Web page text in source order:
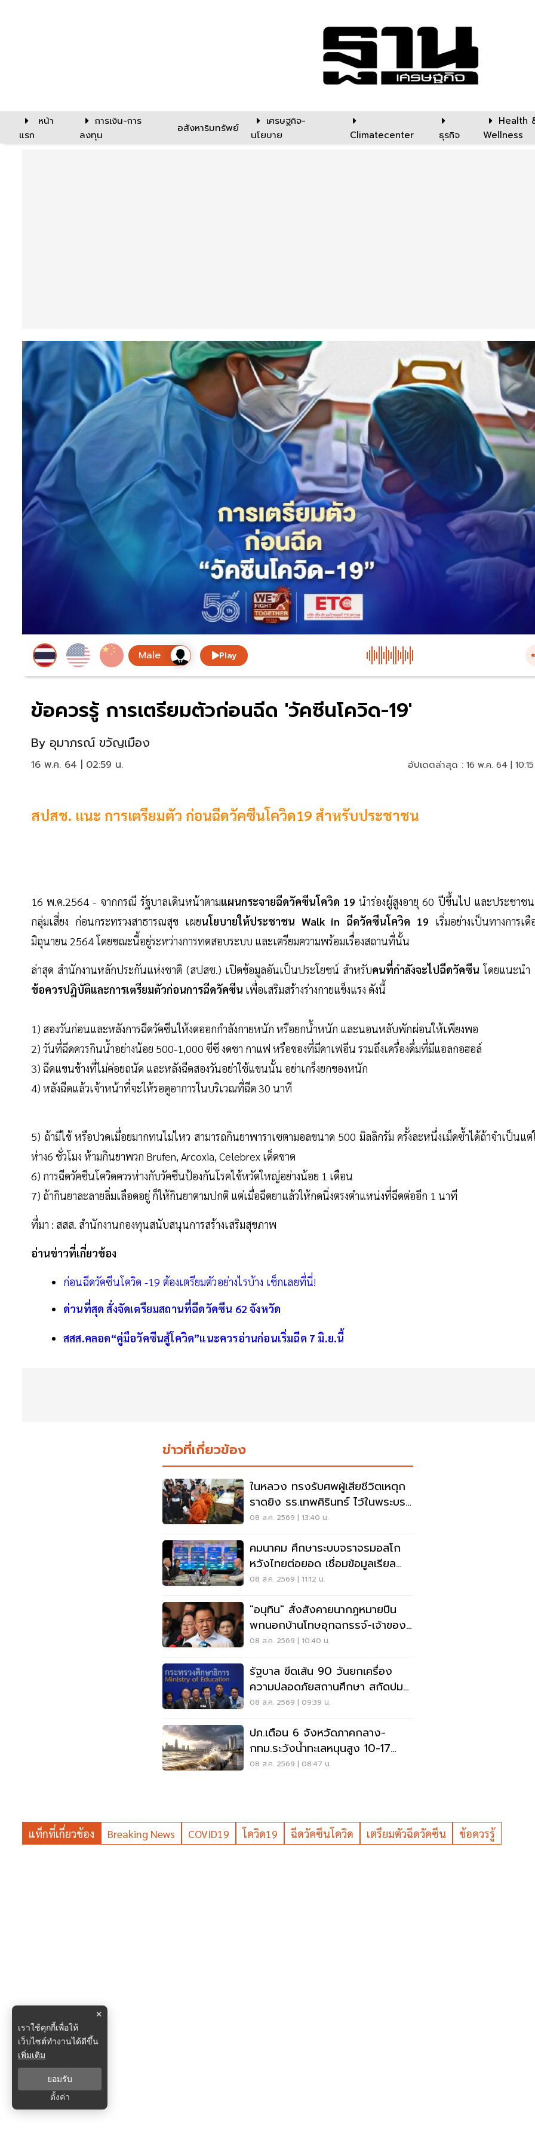
หน้า
แรก
การเงิน-การ
ลงทุน
อสังหาริมทรัพย์
เศรษฐกิจ-
นโยบาย
Climatecenter ธุรกิจ
Health
Wellness
Play
ข้อควรรู้ การเตรียมตัวก่อนฉีด 'วัคซีนโควิด-19'
By อุมาภรณ์ ขวัญเมือง
16 พ.ค. 64 | 02:59 น. อัปเดตล่าสุด : 16 พ.ค. 64 |
สปสช. แนะ การเตรียมตัว ก่อนฉีดวัคซีนโควิด19 สำหรับประชาชน
16 พ.ค.2564 - จากกรณี รัฐบาลเดินหน้าตามแผนกระจายฉีดวัคซีนโควิด 19 นำร่องผู้สูงอายุ 60 ปีขึ้นไป และประชาช
กลุ่มเสี่ยง ก่อนกระทรวงสาธารณสุข เผยนโยบายให้ประชาชน Walk in ฉีดวัคซีนโควิด 19 เริ่มอย่างเป็นทางการเ
มิถุนายน 2564 โดยขณะนี้อยู่ระหว่างการทดสอบระบบ และเตรียมความพร้อมเรื่องสถานที่นั้น
ล่าสุด สำนักงานหลักประกันแห่งชาติ (สปสช.) เปิดข้อมูลอันเป็นประโยชน์ สำหรับคนที่กำลังจะไปฉีดวัคซีน โดยแนะน
ข้อควรปฎิบัติและการเตรียมตัวก่อนการฉีดวัคซีน เพื่อเสริมสร้างร่างกายแข็งแรง ดังนี้
1) สองวันก่อนและหลังการฉีดวัคซีนให้งดออกกำลังกายหนัก หรือยกน้ำหนัก และนอนหลับพักผ่อนให้เพียงพอ
2) วันที่ฉีดควรกินน้ำอย่างน้อย 500-1,000 ซีซี งดชา กาแฟ หรือของที่มีคาเฟอีน รวมถึงเครื่องดื่มที่มีแอลกอฮอล์
3) ฉีดแขนข้างที่ไม่ค่อยถนัด และหลังฉีดสองวันอย่าใช้แขนนั้น อย่าเกร็งยกของหนัก
4) หลังฉีดแล้วเจ้าหน้าที่จะให้รอดูอาการในบริเวณที่ฉีด 30 นาที
5) ถ้ามีไข้ หรือปวดเมื่อยมากทนไม่ไหว สามารถกินยาพาราเซตามอลขนาด 500 มิลลิกรัม ครั้งละหนึ่งเม็ดซ้ำได้ถ้าจำเป็นแต่
ห่าง6 ชั่วโมง ห้ามกินยาพวก Brufen, Arcoxia, Celebrex เด็ดขาด
6) การฉีดวัคซีนโควิดควรห่างกับวัคซีนป้องกันโรคไข้หวัดใหญ่อย่างน้อย 1 เดือน
7) ถ้ากินยาละลายลิ่มเลือดอยู่ ก็ให้กินยาตามปกติ แต่เมื่อฉีดยาแล้วให้กดนิ่งตรงตำแหน่งที่ฉีดต่ออีก 1 นาที
ที่มา : สสส. สำนักงานกองทุนสนับสนุนการสร้างเสริมสุขภาพ
อ่านข่าวที่เกี่ยวข้อง
ก่อนฉีดวัคซีนโควิด -19 ต้องเตรียมตัวอย่างไรบ้าง เช็กเลยที่นี่!
ด่วนที่สุด สั่งจัดเตรียมสถานที่ฉีดวัคซีน 62 จังหวัด
สสส.คลอด“คู่มือวัคซีนสู้โควิด”แนะควรอ่านก่อนเริ่มฉีด 7 มิ.ย.นี้
ข่าวที่เกี่ยวข้อง
ในหลวง ทรงรับศพผู้เสียชีวิตเหตุก
ราดยิง รร.เทพศิรินทร์ ไว้ในพระบรม
ราชานุเคราะห์
08 ส.ค. 2569 | 13:40 น.
คมนาคม ศึกษาระบบจราจรมอสโก
หวังไทยต่อยอด เชื่อมข้อมูลเรียล
ไทม์ แก้รถติด
08 ส.ค. 2569 | 11:12 น.
"อนุทิน" สั่งสังคายนากฎหมายปืน
พกนอกบ้านโทษอุกฉกรรจ์-เจ้าของ
โดนหนัก
08 ส.ค. 2569 | 10:40 น.
รัฐบาล ขีดเส้น 90 วันยกเครื่อง
ความปลอดภัยสถานศึกษา สกัดปม
บูลลี่
08 ส.ค. 2569 | 09:39 น.
ปภ.เตือน 6 จังหวัดภาคกลาง-
กทม.ระวังน้ำทะเลหนุนสูง 10-17
ส.ค.69
08 ส.ค. 2569 | 08:47 น.
แท็กที่เกี่ยวข้อง Breaking News COVID19 โควิด19 ฉีดวัคซีนโควิด เตรียมตัวฉีดวัคซีน ข้อควรรู้
×
เราใช้คุกกี้เพื่อให้
เว็บไซต์ทำงานได้ดีขึ้น
เพิ่มเติม
ยอมรับ
ตั้งค่า